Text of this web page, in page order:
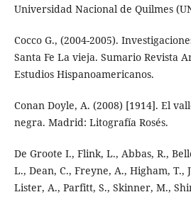
Universidad Nacional de Quilmes
Cocco G., (2004-2005).
Santa Fe La vieja. Sumario Revista
Estudios Hispanoamericanos.
Conan Doyle, A. (2008) [1914]. El
negra. Madrid: Litografía Rosés.
De Groote I., Flink, L., Abbas, R.,
L., Dean, C., Freyne, A., Higham, T.,
Lister, A., Parfitt, S., Skinner, M.,